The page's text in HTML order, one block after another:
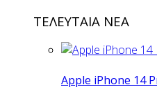
ΤΕΛΕΥΤΑΙΑ ΝΕΑ
Apple iPhone 14